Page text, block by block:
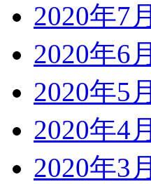
2020年7月
2020年6月
2020年5月
2020年4月
2020年3月